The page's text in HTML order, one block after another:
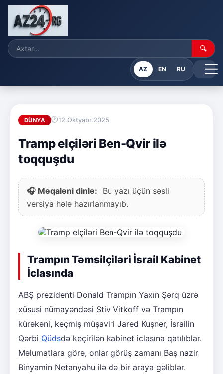
🔍
AZ EN RU
DÜNYA 12.Oktyabr.2025
Tramp elçiləri Ben-Qvir ilə
toqquşdu
🎧 Məqaləni dinlə:
Bu yazı üçün səsli
versiya hələ hazırlanmayıb.
Trampın Təmsilçiləri İsrail Kabinet
İclasında
ABŞ prezidenti Donald Trampın Yaxın Şərq üzrə
xüsusi nümayəndəsi Stiv Vitkoff və Trampın
kürəkəni, keçmiş müşaviri Jared Kuşner, İsrailin
Qərbi Qüdsdə keçirilən kabinet iclasına qatılıblar.
Məlumatlara görə, onlar görüş zamanı Baş nazir
Binyamin Netanyahu ilə də bir araya gəliblər.